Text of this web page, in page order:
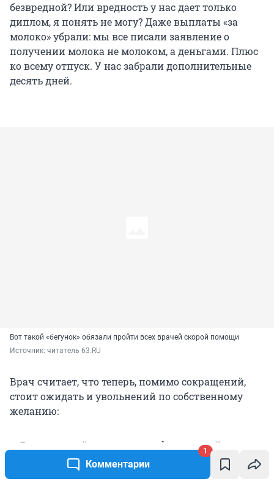
Комментарии
1
безвредной? Или вредность у нас дает только
диплом, я понять не могу? Даже выплаты «за
молоко» убрали: мы все писали заявление о
получении молока не молоком, а деньгами. Плюс
ко всему отпуск. У нас забрали дополнительные
десять дней.
Вот такой «бегунок» обязали пройти всех врачей скорой помощи
Источник: читатель 63.RU
Врач считает, что теперь, помимо сокращений,
стоит ожидать и увольнений по собственному
желанию:
— В сложившейся ситуации с финансовой точки
зрения действительно выгоднее в поликлинике
сидеть, работать. На мой взгляд, руководство